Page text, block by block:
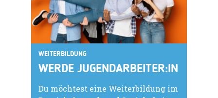
WEITERBILDUNG
WERDE JUGENDARBEITER:IN
Du möchtest eine Weiterbildung im